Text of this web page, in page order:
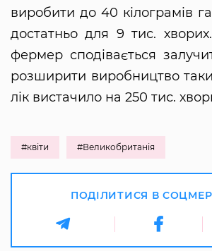
виробити до 40 кілограмів
достатньо для 9 тис.
фермер сподівається
розширити виробництво
лік вистачило на 250 тис.
#квіти #Великобританія
ПОДІЛИТИСЯ В